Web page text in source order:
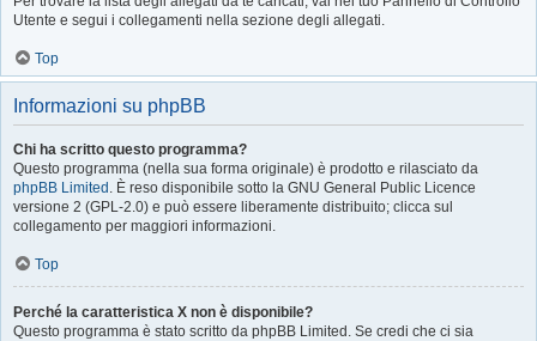
Utente e segui i collegamenti nella sezione degli allegati.
Top
Informazioni su phpBB
Chi ha scritto questo programma?
Questo programma (nella sua forma originale) è prodotto e rilasciato da
phpBB Limited . È reso disponibile sotto la GNU General Public Licence
versione 2 (GPL-2.0) e può essere liberamente distribuito; clicca sul
collegamento per maggiori informazioni.
Top
Perché la caratteristica X non è disponibile?
Questo programma è stato scritto da phpBB Limited. Se credi che ci sia